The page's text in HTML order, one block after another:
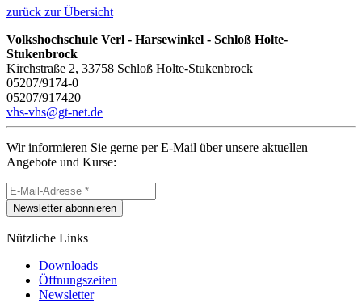
zurück zur Übersicht
Volkshochschule Verl - Harsewinkel - Schloß Holte-
Stukenbrock
Kirchstraße 2, 33758 Schloß Holte-Stukenbrock
05207/9174-0
05207/917420
vhs-vhs@gt-net.de
Wir informieren Sie gerne per E-Mail über unsere aktuellen
Angebote und Kurse:
Newsletter abonnieren
Nützliche Links
Downloads
Öffnungszeiten
Newsletter